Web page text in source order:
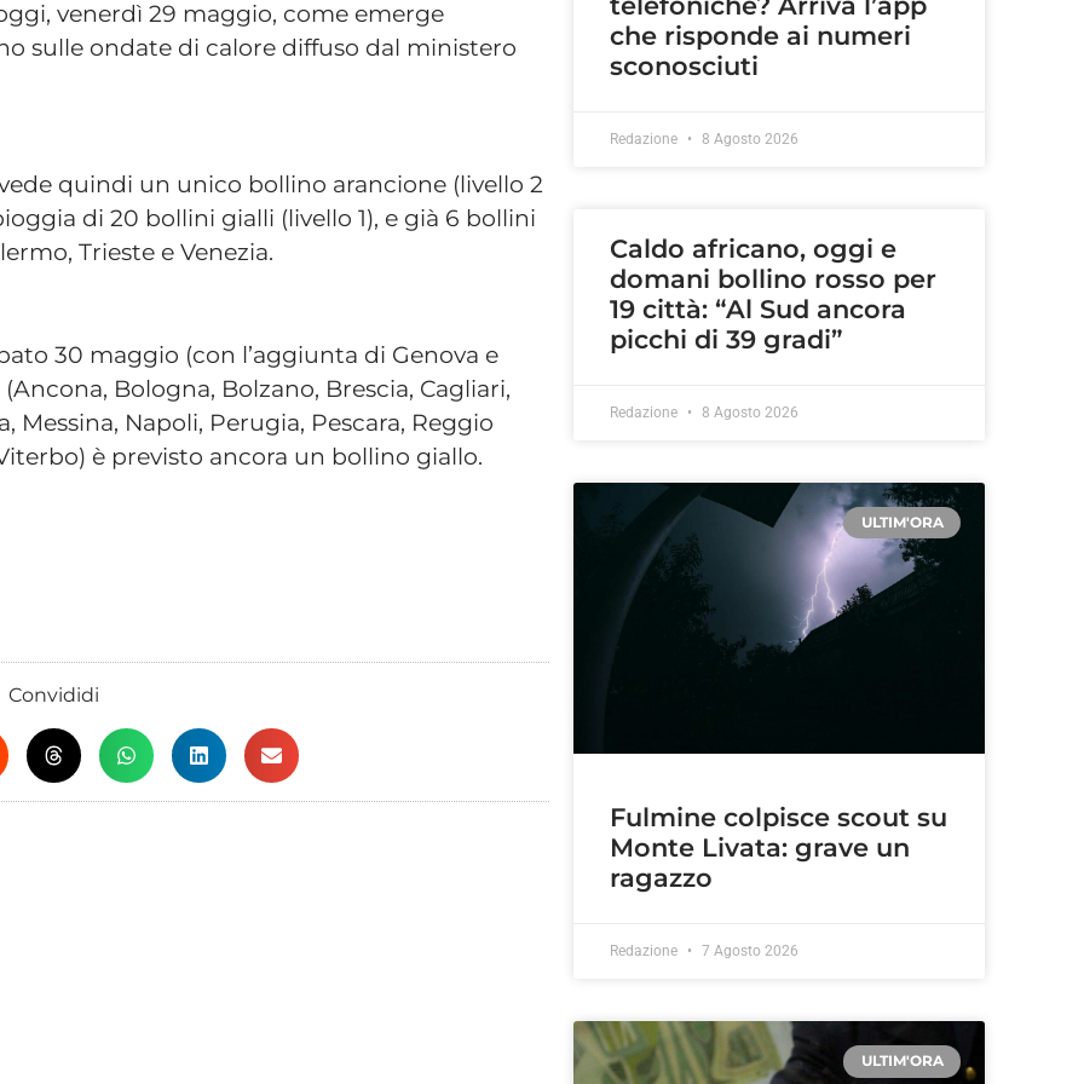
venerdì 29 maggio, come emerge
sulle ondate di calore diffuso dal ministero
quindi un unico bollino arancione (livello 2
di 20 bollini gialli (livello 1), e già 6 bollini
Trieste e Venezia.
30 maggio (con l’aggiunta di Genova e
Bologna, Bolzano, Brescia, Cagliari,
Messina, Napoli, Perugia, Pescara, Reggio
è previsto ancora un bollino giallo.
Convididi
che risponde ai numeri
sconosciuti
Redazione 8 Agosto 2026
Caldo africano, oggi e
domani bollino rosso per
19 città: “Al Sud ancora
picchi di 39 gradi”
Redazione 8 Agosto 2026
ULTIM'ORA
Fulmine colpisce scout su
Monte Livata: grave un
ragazzo
Redazione 7 Agosto 2026
ULTIM'ORA